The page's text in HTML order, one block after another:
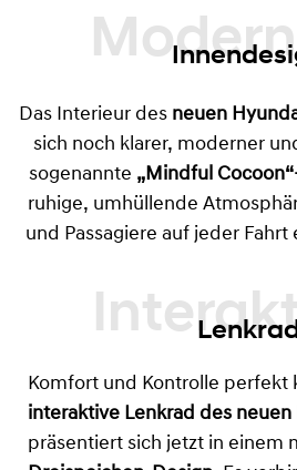
Das Interieur des neuen
sich noch klarer, moderner
sogenannte „Mindful
ruhige, umhüllende
und Passagiere auf jeder
Komfort und Kontrolle perfekt
interaktive Lenkrad des neuen
präsentiert sich jetzt in einem